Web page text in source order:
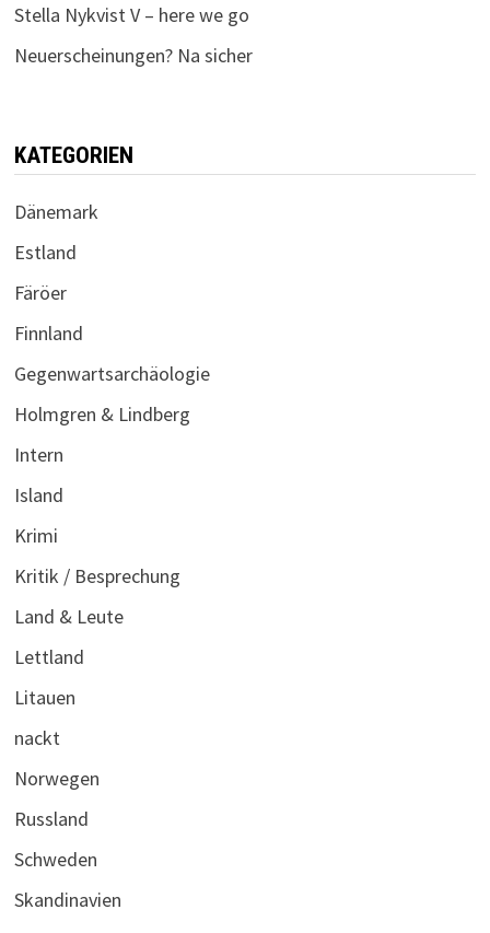
Stella Nykvist V – here we go
Neuerscheinungen? Na sicher
KATEGORIEN
Dänemark
Estland
Färöer
Finnland
Gegenwartsarchäologie
Holmgren & Lindberg
Intern
Island
Krimi
Kritik / Besprechung
Land & Leute
Lettland
Litauen
nackt
Norwegen
Russland
Schweden
Skandinavien